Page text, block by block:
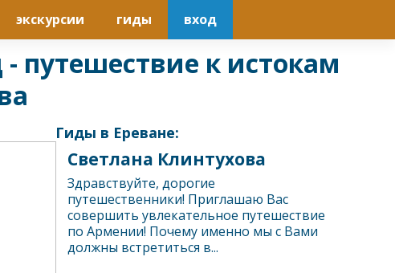
экскурсии гиды вход
путешествие к истокам
Гиды в Ереване:
Светлана Клинтухова
Здравствуйте, дорогие
путешественники! Приглашаю Вас
совершить увлекательное путешествие
по Армении! Почему именно мы с Вами
должны встретиться в...